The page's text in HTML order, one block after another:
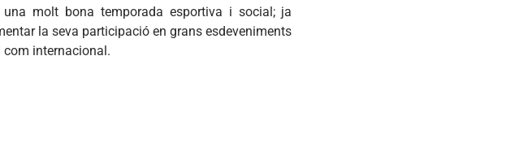
molt bona temporada esportiva i social; ja
la seva participació en grans esdeveniments
internacional.